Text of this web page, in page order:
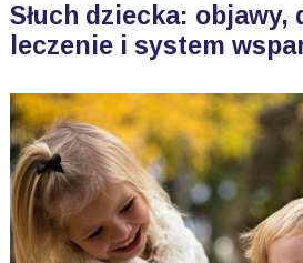
Słuch dziecka: objawy,
leczenie i system